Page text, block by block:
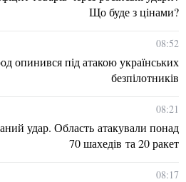
Що буде з цінами?
08:52
опинився під атакою українських
безпілотників
08:21
удар. Область атакували понад
70 шахедів та 20 ракет
08:17